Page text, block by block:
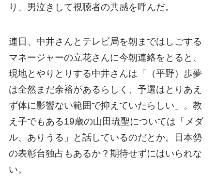
り、男泣きして視聴者の共感を呼んだ。
連日、中井さんとテレビ局を朝まではしごする
マネージャーの立花さんに今朝連絡をとると、
現地とやりとりする中井さんは「（平野）歩夢
は全然まだ余裕があるらしく、予選はとりあえ
ず体に影響ない範囲で抑えていたらしい」。教
え子でもある19歳の山田琉聖については「メダ
ル、ありうる」と話しているのだとか。日本勢
の表彰台独占もあるか？期待せずにはいられな
い。